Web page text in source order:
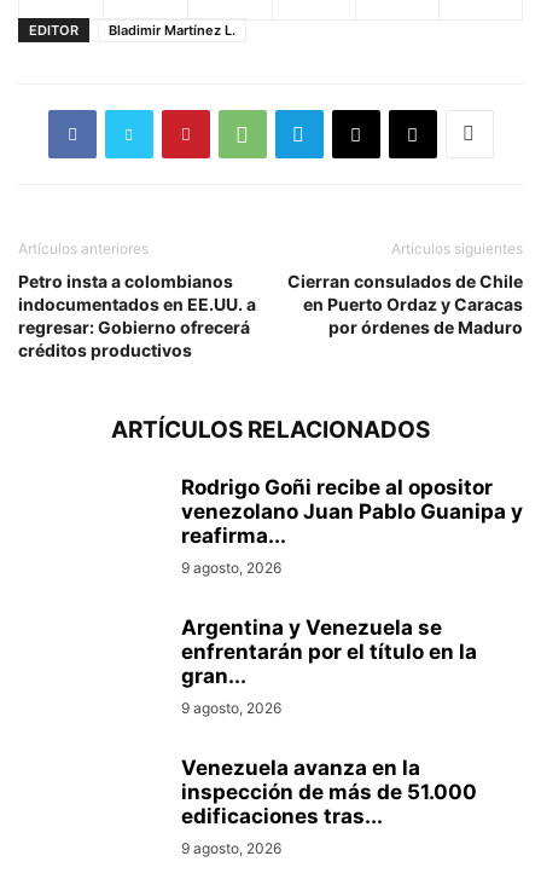
EDITOR Bladimir Martínez L.
Artículos anteriores
Petro insta a colombianos
indocumentados en EE.UU. a
regresar: Gobierno ofrecerá
créditos productivos
Artículos siguientes
Cierran consulados de Chile
en Puerto Ordaz y Caracas
por órdenes de Maduro
ARTÍCULOS RELACIONADOS
Rodrigo Goñi recibe al opositor
venezolano Juan Pablo Guanipa y
reafirma...
9 agosto, 2026
Argentina y Venezuela se
enfrentarán por el título en la
gran...
9 agosto, 2026
Venezuela avanza en la
inspección de más de 51.000
edificaciones tras...
9 agosto, 2026